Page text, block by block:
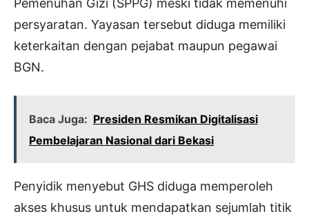
Pemenuhan Gizi (SPPG) meski tidak memenuhi
persyaratan. Yayasan tersebut diduga memiliki
keterkaitan dengan pejabat maupun pegawai
BGN.
Baca Juga: Presiden Resmikan Digitalisasi
Pembelajaran Nasional dari Bekasi
Penyidik menyebut GHS diduga memperoleh
akses khusus untuk mendapatkan sejumlah titik